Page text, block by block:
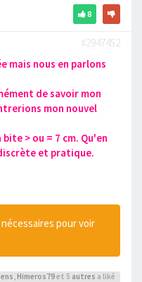
8
#2947452
mais nous en parlons
de savoir mon
mon nouvel
> ou = 7 cm. Qu'en
et pratique.
nécessaires pour voir
, Himeros79et 5 autres a liké